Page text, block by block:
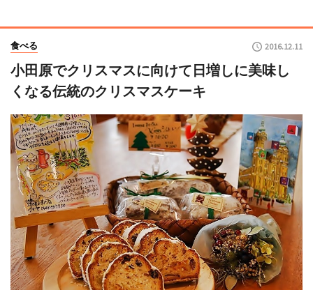
食べる 2016.12.11
小田原でクリスマスに向けて日増しに美味し
くなる伝統のクリスマスケーキ